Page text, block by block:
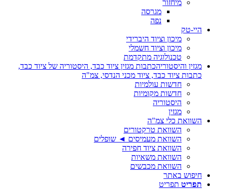
מיחזור
מגרסה
נפה
היי-טק
מיכון וציוד היברידי
מיכון וציוד חשמלי
טכנולוגיה מתקדמת
מגזין והיסטוריהכתבות מגזין ציוד כבד, היסטוריה של ציוד כבד,
כתבות ציוד כבד, ציוד מכני הנדסי, צמ"ה
חדשות עולמיות
חדשות מקומיות
היסטוריה
מגזין
השוואת כלי צמ"ה
השוואת טרקטורים
השוואת מעמיסים ◄ שופלים
השוואת ציוד חפירה
השוואת משאיות
השוואת מכבשים
חיפוש באתר
תפריט תפריט